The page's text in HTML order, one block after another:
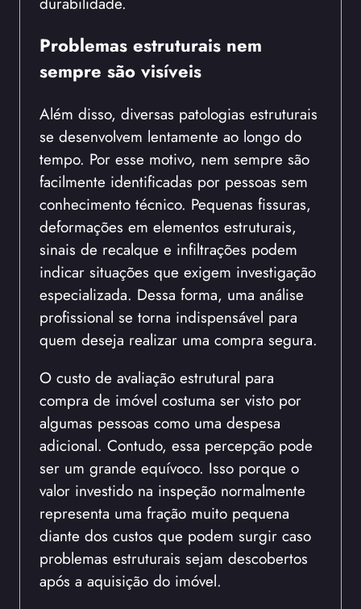
Problemas estruturais nem
sempre são visíveis
Além disso, diversas patologias estruturais
se desenvolvem lentamente ao longo do
tempo. Por esse motivo, nem sempre são
facilmente identificadas por pessoas sem
conhecimento técnico. Pequenas fissuras,
deformações em elementos estruturais,
sinais de recalque e infiltrações podem
indicar situações que exigem investigação
especializada. Dessa forma, uma análise
profissional se torna indispensável para
quem deseja realizar uma compra segura.
O custo de avaliação estrutural para
compra de imóvel costuma ser visto por
algumas pessoas como uma despesa
adicional. Contudo, essa percepção pode
ser um grande equívoco. Isso porque o
valor investido na inspeção normalmente
representa uma fração muito pequena
diante dos custos que podem surgir caso
problemas estruturais sejam descobertos
após a aquisição do imóvel.